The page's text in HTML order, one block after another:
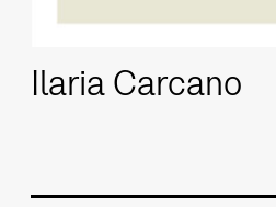
Ilaria Carcano